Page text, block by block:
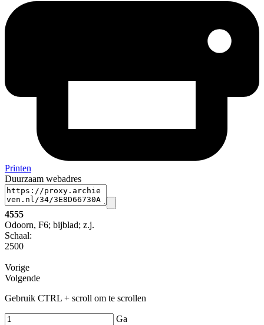
Printen
Duurzaam webadres
4555
Odoorn, F6; bijblad; z.j.
Schaal:
2500
Vorige
Volgende
Gebruik CTRL + scroll om te scrollen
Ga